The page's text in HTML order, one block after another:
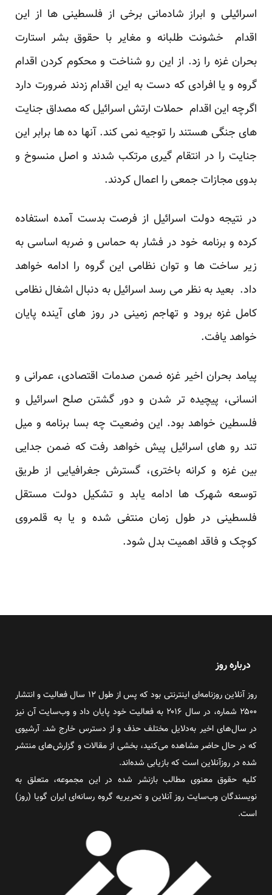
اسرائیلی و ابراز شادمانی برخی از فلسطینی ها از این
اقدام خشونت طلبانه و مغایر با حقوق بشر استارت
بحران غزه را زد. از این رو شناخت و محکوم کردن اقدام
گروه و یا افرادی که دست به این اقدام زدند ضرورت دارد
اگرچه این اقدام حملات ارتش اسرائیل که مصداق جنایت
های جنگی هستند را توجیه نمی کند. آنها ده ها برابر این
جنایت را در انتقام گیری مرتکب شدند و اصل منسوخ و
بدوی مجازات جمعی را اعمال کردند.
در نتیجه دولت اسرائیل از فرصت بدست آمده استفاده
کرده و برنامه خود در فشار به حماس و ضربه اساسی به
زیر ساخت ها و توان نظامی این گروه را ادامه خواهد
داد. بعید به نظر می رسد اسرائیل به دنبال اشغال نظامی
کامل غزه برود و تهاجم زمینی در روز های آینده پایان
خواهد یافت.
پیامد بحران اخیر غزه ضمن صدمات اقتصادی، عمرانی و
انسانی، پیچیده تر شدن و دور گشتن صلح اسرائیل و
فلسطین خواهد بود. این وضعیت چه بسا برنامه و میل
تند رو های اسرائیل پیش خواهد رفت که ضمن جدایی
بین غزه و کرانه باختری، گسترش جغرافیایی از طریق
توسعه شهرک ها ادامه یابد و تشکیل دولت مستقل
فلسطینی در طول زمان منتفی شده و یا به قلمروی
کوچک و فاقد اهمیت بدل شود.
درباره روز
روز آنلاین روزنامه‌ای اینترنتی بود که پس از طول ۱۲ سال فعالیت و انتشار
۲۵۰۰ شماره، در سال ۲۰۱۶ به فعالیت خود پایان داد و وب‌سایت آن نیز
در سال‌های اخیر به‌دلایل مختلف حذف و از دسترس خارج شد. آرشیوی
که در حال حاضر مشاهده می‌کنید، بخشی از مقالات و گزارش‌های منتشر
شده در روزآنلاین است که بازیابی شده‌اند.
کلیه حقوق معنوی مطالب بازنشر شده در این مجموعه، متعلق به
نویسندگان وب‌سایت روز آنلاین و تحریریه گروه رسانه‌ای ایران گویا (روز)
است.